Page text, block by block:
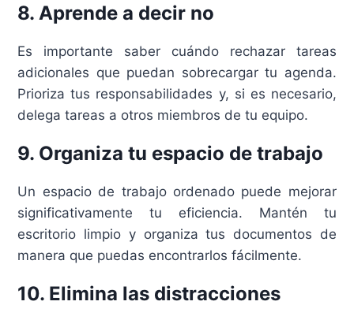
8. Aprende a decir no
Es importante saber cuándo rechazar tareas
adicionales que puedan sobrecargar tu agenda.
Prioriza tus responsabilidades y, si es necesario,
delega tareas a otros miembros de tu equipo.
9. Organiza tu espacio de trabajo
Un espacio de trabajo ordenado puede mejorar
significativamente tu eficiencia. Mantén tu
escritorio limpio y organiza tus documentos de
manera que puedas encontrarlos fácilmente.
10. Elimina las distracciones